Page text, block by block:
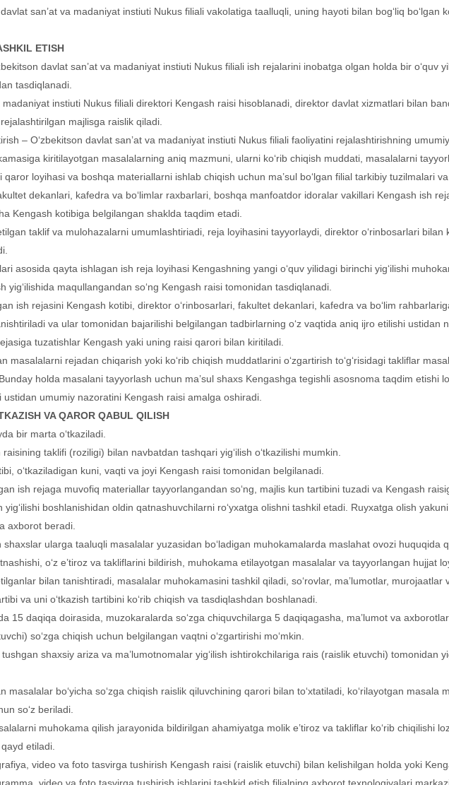
san’at va madaniyat instiuti Nukus filiali vakolatiga taalluqli, uning hayoti bilan bog‘liq
ETISH
davlat san’at va madaniyat instiuti Nukus filiali ish rejalarini inobatga olgan holda bir o‘quv
tasdiqlanadi.
madaniyat instiuti Nukus filiali direktori Kengash raisi hisoblanadi, direktor davlat xizmatlari bilan
majlisga raislik qiladi.
– O‘zbekitson davlat san’at va madaniyat instiuti Nukus filiali faoliyatini rejalashtirishning
kiritilayotgan masalalarning aniq mazmuni, ularni ko‘rib chiqish muddati, masalalarni
qaror loyihasi va boshqa materiallarni ishlab chiqish uchun ma’sul bo‘lgan filial tarkibiy tuzilmalari
dekanlari, kafedra va bo‘limlar raxbarlari, boshqa manfoatdor idoralar vakillari Kengash ish
Kengash kotibiga belgilangan shaklda taqdim etadi.
taklif va mulohazalarni umumlashtiriadi, reja loyihasini tayyorlaydi, direktor o‘rinbosarlari
asosida qayta ishlagan ish reja loyihasi Kengashning yangi o‘quv yilidagi birinchi yig‘ilishi
yig‘ilishida maqullangandan so‘ng Kengash raisi tomonidan tasdiqlanadi.
ish rejasini Kengash kotibi, direktor o‘rinbosarlari, fakultet dekanlari, kafedra va bo‘lim
va ular tomonidan bajarilishi belgilangan tadbirlarning o‘z vaqtida aniq ijro etilishi ustidan
tuzatishlar Kengash yaki uning raisi qarori bilan kiritiladi.
masalalarni rejadan chiqarish yoki ko‘rib chiqish muddatlarini o‘zgartirish to‘g‘risidagi takliflar
holda masalani tayyorlash uchun ma’sul shaxs Kengashga tegishli asosnoma taqdim etishi
ustidan umumiy nazoratini Kengash raisi amalga oshiradi.
VA QAROR QABUL QILISH
bir marta o‘tkaziladi.
taklifi (roziligi) bilan navbatdan tashqari yig‘ilish o‘tkazilishi mumkin.
o‘tkaziladigan kuni, vaqti va joyi Kengash raisi tomonidan belgilanadi.
ish rejaga muvofiq materiallar tayyorlangandan so‘ng, majlis kun tartibini tuzadi va Kengash
boshlanishidan oldin qatnashuvchilarni ro‘yxatga olishni tashkil etadi. Ruyxatga olish
axborot beradi.
ularga taaluqli masalalar yuzasidan bo‘ladigan muhokamalarda maslahat ovozi huquqida
o‘z e’tiroz va takliflarini bildirish, muhokama etilayotgan masalalar va tayyorlangan hujjat
bilan tanishtiradi, masalalar muhokamasini tashkil qiladi, so‘rovlar, ma’lumotlar, murojaatlar
va uni o‘tkazish tartibini ko‘rib chiqish va tasdiqlashdan boshlanadi.
15 daqiqa doirasida, muzokaralarda so‘zga chiquvchilarga 5 daqiqagasha, ma’lumot va
so‘zga chiqish uchun belgilangan vaqtni o‘zgartirishi mo‘mkin.
shaxsiy ariza va ma’lumotnomalar yig‘ilish ishtirokchilariga rais (raislik etuvchi) tomonidan
masalalar bo‘yicha so‘zga chiqish raislik qiluvchining qarori bilan to‘xtatiladi, ko‘rilayotgan masala
so‘z beriladi.
muhokama qilish jarayonida bildirilgan ahamiyatga molik e’tiroz va takliflar ko‘rib chiqilishi
etiladi.
video va foto tasvirga tushirish Kengash raisi (raislik etuvchi) bilan kelishilgan holda yoki